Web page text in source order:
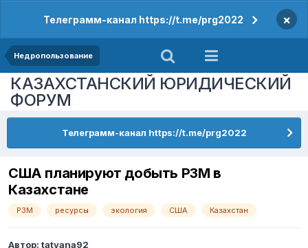
Телеграмм-канал https://t.me/prg2022 ×
Недропользование
КАЗАХСТАНСКИЙ ЮРИДИЧЕСКИЙ
ФОРУМ
Телеграмм-канал https://t.me/prg2022
США планируют добыть РЗМ в
Казахстане
РЗМ ресурсы экология США Казахстан
Автор: tatyana92